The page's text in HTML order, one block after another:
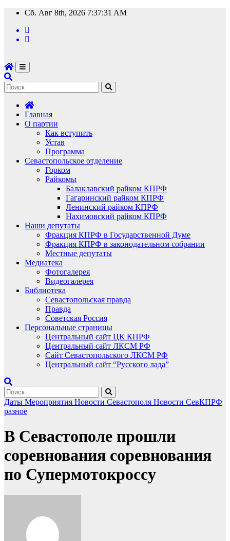
Перейти
содержимому
Сб. Авг 8th, 2026 7:37:32 AM
Главная
О партии
Как вступить
Устав
Программа
Севастопольское отделение
Горком
Райкомы
Балаклавский райком КПРФ
Гагаринский райком КПРФ
Ленинский райком КПРФ
Нахимовский райком КПРФ
Наши депутаты
Фракция КПРФ в Государственной Думе
Фракция КПРФ в законодательном собрании
Местные депутаты
Медиатека
Фотогалерея
Видеогалерея
Библиотека
Севастопольская правда
Правда
Советская Россия
Персональные страницы
Центральный сайт ЦК КПРФ
Центральный сайт ЛКСМ РФ
Сайт Севастопольского ЛКСМ РФ
Центральный сайт “Русского лада”
Даты Мероприятия Новости Севастополя Новости СевКПРФ
разное
В Севастополе прошли
соревнования соревнования
по Супермотокроссу